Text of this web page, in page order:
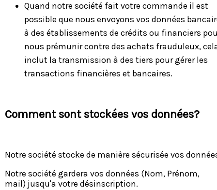
Quand notre société fait votre commande il est
possible que nous envoyons vos données
à des établissements de crédits ou financiers
nous prémunir contre des achats frauduleux,
inclut la transmission à des tiers pour gérer les
transactions financières et bancaires.
Comment sont stockées vos données?
Notre société stocke de manière sécurisée vos
Notre société gardera vos données (Nom, Prénom,
mail) jusqu'a votre désinscription.